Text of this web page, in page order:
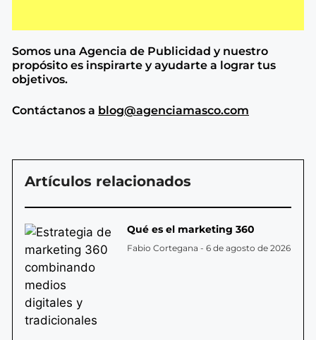
Somos una Agencia de Publicidad y nuestro
propósito es inspirarte y ayudarte a lograr tus
objetivos.
Contáctanos a blog@agenciamasco.com
Artículos relacionados
Qué es el marketing 360
Fabio Cortegana 6 de agosto de 2026